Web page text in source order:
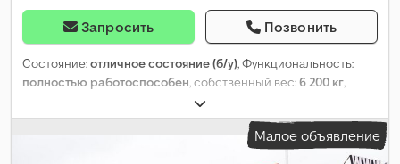
Запросить Позвонить
Состояние:отличное состояние (б/у), Функциональность:
полностью работоспособен, собственный вес:6 200 кг,
максимальная грузоподъёмность:
36 000 кг, конфигурация осей:3 оси, длина грузового отсека:
, ширина пространства для загрузки:2 500 мм,
Малое объявление